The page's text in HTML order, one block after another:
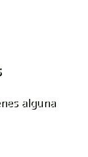
alguna